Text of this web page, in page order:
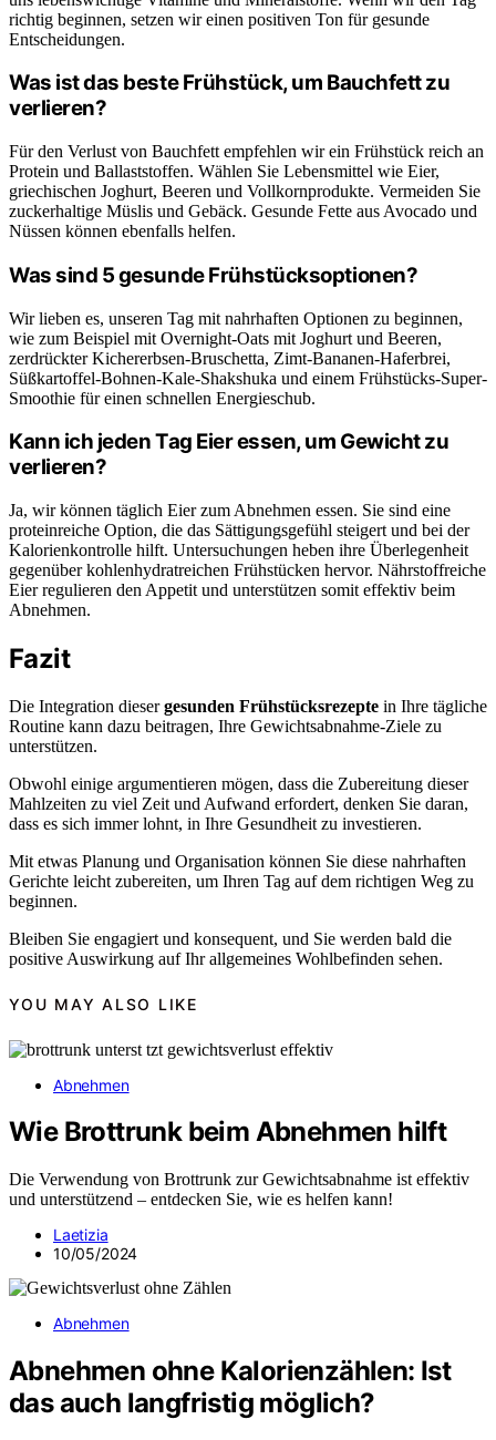
richtig beginnen, setzen wir einen positiven Ton für gesunde
Entscheidungen.
Was ist das beste Frühstück, um Bauchfett zu
verlieren?
Für den Verlust von Bauchfett empfehlen wir ein Frühstück reich an
Protein und Ballaststoffen. Wählen Sie Lebensmittel wie Eier,
griechischen Joghurt, Beeren und Vollkornprodukte. Vermeiden Sie
zuckerhaltige Müslis und Gebäck. Gesunde Fette aus Avocado und
Nüssen können ebenfalls helfen.
Was sind 5 gesunde Frühstücksoptionen?
Wir lieben es, unseren Tag mit nahrhaften Optionen zu beginnen,
wie zum Beispiel mit Overnight-Oats mit Joghurt und Beeren,
zerdrückter Kichererbsen-Bruschetta, Zimt-Bananen-Haferbrei,
Süßkartoffel-Bohnen-Kale-Shakshuka und einem Frühstücks-Super-
Smoothie für einen schnellen Energieschub.
Kann ich jeden Tag Eier essen, um Gewicht zu
verlieren?
Ja, wir können täglich Eier zum Abnehmen essen. Sie sind eine
proteinreiche Option, die das Sättigungsgefühl steigert und bei der
Kalorienkontrolle hilft. Untersuchungen heben ihre Überlegenheit
gegenüber kohlenhydratreichen Frühstücken hervor. Nährstoffreiche
Eier regulieren den Appetit und unterstützen somit effektiv beim
Abnehmen.
Fazit
Die Integration diesergesunden Frühstücksrezepte in Ihre tägliche
Routine kann dazu beitragen, Ihre Gewichtsabnahme-Ziele zu
unterstützen.
Obwohl einige argumentieren mögen, dass die Zubereitung dieser
Mahlzeiten zu viel Zeit und Aufwand erfordert, denken Sie daran,
dass es sich immer lohnt, in Ihre Gesundheit zu investieren.
Mit etwas Planung und Organisation können Sie diese nahrhaften
Gerichte leicht zubereiten, um Ihren Tag auf dem richtigen Weg zu
beginnen.
Bleiben Sie engagiert und konsequent, und Sie werden bald die
positive Auswirkung auf Ihr allgemeines Wohlbefinden sehen.
YOU MAY ALSO LIKE
Abnehmen
Wie Brottrunk beim Abnehmen hilft
Die Verwendung von Brottrunk zur Gewichtsabnahme ist effektiv
und unterstützend – entdecken Sie, wie es helfen kann!
Laetizia
10/05/2024
Abnehmen
Abnehmen ohne Kalorienzählen: Ist
das auch langfristig möglich?